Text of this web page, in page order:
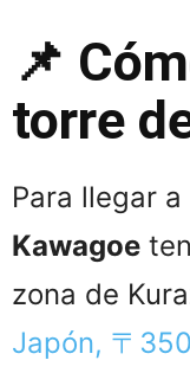
📌
torre
Para llegar a
Kawagoe
zona de
Japón, 〒